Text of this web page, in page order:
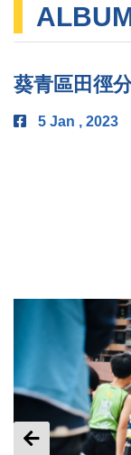
葵青區田徑
5 Jan , 2023